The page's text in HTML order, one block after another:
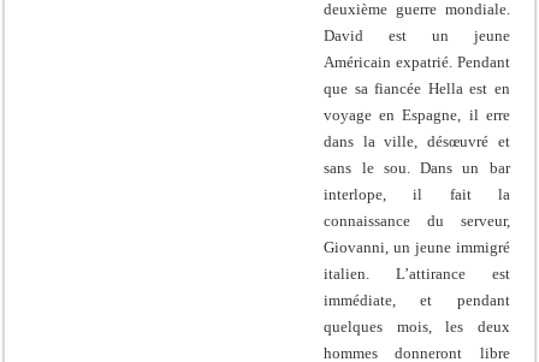
deuxième guerre mondiale.
David est un jeune
Américain expatrié. Pendant
que sa fiancée Hella est en
voyage en Espagne, il erre
dans la ville, désœuvré et
sans le sou. Dans un bar
interlope, il fait la
connaissance du serveur,
Giovanni, un jeune immigré
italien. L’attirance est
immédiate, et pendant
quelques mois, les deux
hommes donneront libre